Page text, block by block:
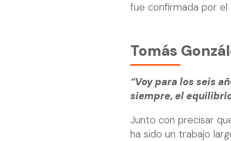
fue confirmada por el
Tomás
“Voy para los seis
siempre, el
Junto con precisar
ha sido un trabajo